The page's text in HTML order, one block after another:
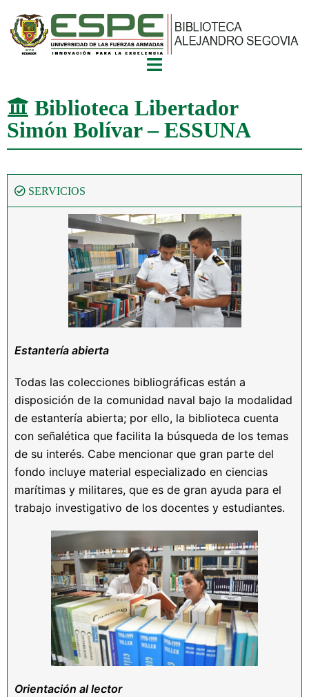
Biblioteca Libertador
Simón Bolívar – ESSUNA
SERVICIOS
Estantería abierta
Todas las colecciones bibliográficas están a
disposición de la comunidad naval bajo la modalidad
de estantería abierta; por ello, la biblioteca cuenta
con señalética que facilita la búsqueda de los temas
de su interés. Cabe mencionar que gran parte del
fondo incluye material especializado en ciencias
marítimas y militares, que es de gran ayuda para el
trabajo investigativo de los docentes y estudiantes.
Orientación al lector